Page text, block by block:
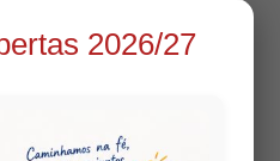
2026/27